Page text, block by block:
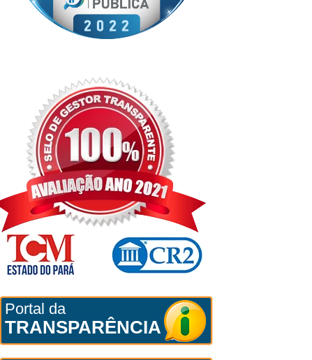
Portal da
TRANSPARÊNCIA